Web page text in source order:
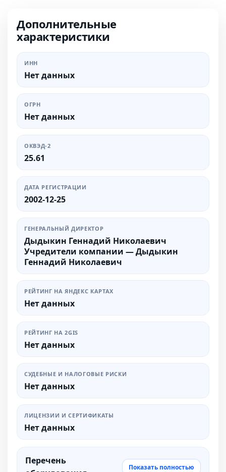
Дополнительные
характеристики
ИНН
Нет данных
ОГРН
Нет данных
ОКВЭД-2
25.61
ДАТА РЕГИСТРАЦИИ
2002-12-25
ГЕНЕРАЛЬНЫЙ ДИРЕКТОР
Дыдыкин Геннадий Николаевич
Учредители компании — Дыдыкин
Геннадий Николаевич
РЕЙТИНГ НА ЯНДЕКС КАРТАХ
Нет данных
РЕЙТИНГ НА 2GIS
Нет данных
СУДЕБНЫЕ И НАЛОГОВЫЕ РИСКИ
Нет данных
ЛИЦЕНЗИИ И СЕРТИФИКАТЫ
Нет данных
Перечень
Показать полностью